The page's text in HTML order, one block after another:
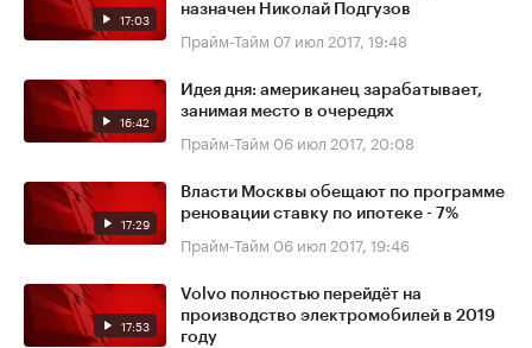
17:03
назначен Николай Подгузов
Прайм-Тайм 07 июл 2017, 19:48
16:42
Идея дня: американец зарабатывает,
занимая место в очередях
Прайм-Тайм 06 июл 2017, 20:08
17:29
Власти Москвы обещают по программе
реновации ставку по ипотеке - 7%
Прайм-Тайм 06 июл 2017, 19:46
17:53
Volvo полностью перейдёт на
производство электромобилей в 2019
году